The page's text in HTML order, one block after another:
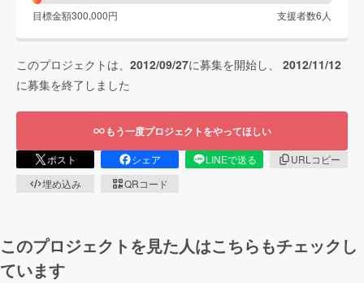
目標金額300,000円 支援者数6 人
このプロジェクトは、 2012/09/27に募集を開始し、 2012/11/12
に募集を終了しました
もう一度プロジェクトをやってほしい
ポスト シェア LINEで送る
URLコピー
埋め込み
QRコード
このプロジェクトを見た人はこちらもチェックし
ています